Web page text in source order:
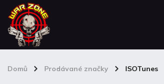
Domů / Prodávané značky / ISOTunes